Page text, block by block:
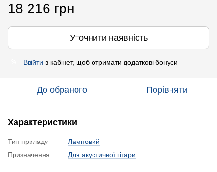
18 216 грн
Уточнити наявність
Ввійти в кабінет, щоб отримати додаткові бонуси
До обраного Порівняти
Характеристики
Тип приладу
Ламповий
Призначення
Для акустичної гітари